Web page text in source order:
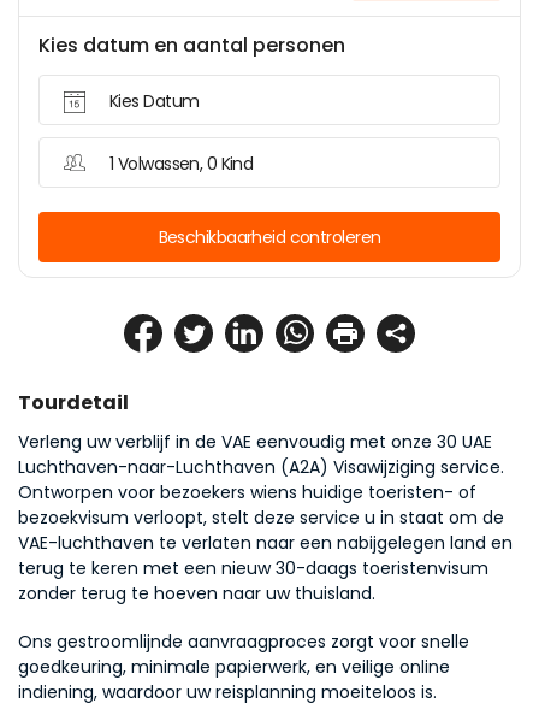
Tourdetail
Verleng uw verblijf in de VAE eenvoudig met onze 30 UAE
Luchthaven-naar-Luchthaven (A2A) Visawijziging service.
Ontworpen voor bezoekers wiens huidige toeristen- of
bezoekvisum verloopt, stelt deze service u in staat om de
VAE-luchthaven te verlaten naar een nabijgelegen land en
terug te keren met een nieuw 30-daags toeristenvisum
zonder terug te hoeven naar uw thuisland.
Ons gestroomlijnde aanvraagproces zorgt voor snelle
goedkeuring, minimale papierwerk, en veilige online
indiening, waardoor uw reisplanning moeiteloos is.
Kies datum en aantal personen
Kies Datum
1 Volwassen, 0 Kind
Beschikbaarheid controleren